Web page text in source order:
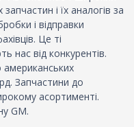
і їх аналогів за
і відправки
Це ті
нас від конкурентів.
американських
Запчастини до
асортименті.
GM.